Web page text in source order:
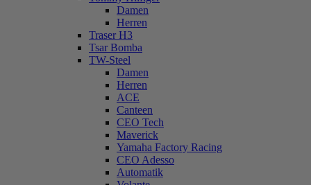
Damen
Herren
Traser H3
Tsar Bomba
TW-Steel
Damen
Herren
ACE
Canteen
CEO Tech
Maverick
Yamaha Factory Racing
CEO Adesso
Automatik